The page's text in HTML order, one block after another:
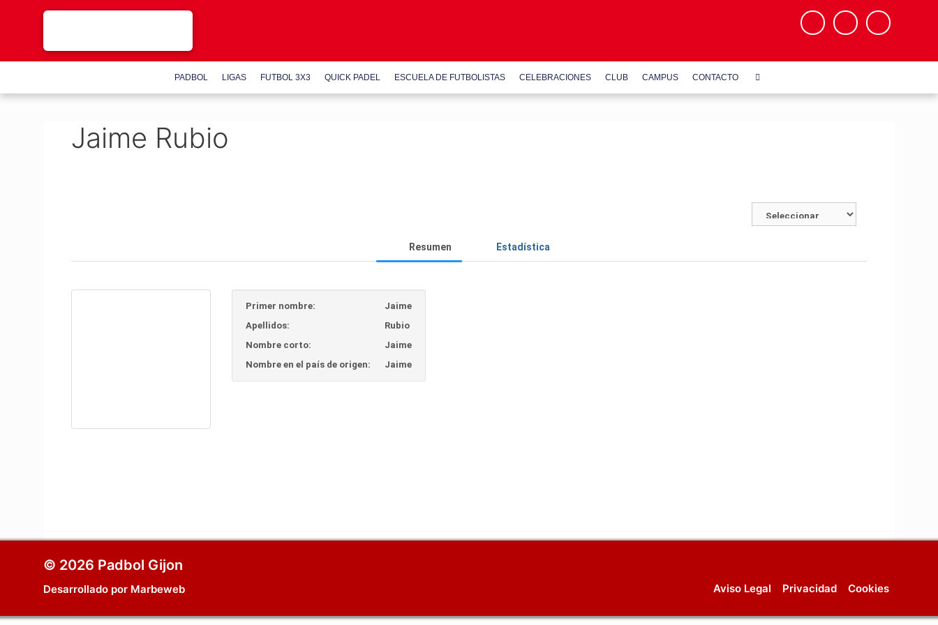
PADBOL LIGAS FUTBOL 3X3 QUICK PADEL ESCUELA DE FUTBOLISTAS CELEBRACIONES CLUB CAMPUS CONTACTO
Jaime Rubio
Resumen Estadística
Primer nombre:
Jaime
Apellidos:
Rubio
Nombre corto:
Jaime
Nombre en el país de origen:
Jaime
Aviso Legal Privacidad Cookies
© 2026 Padbol Gijon
Desarrollado por Marbeweb